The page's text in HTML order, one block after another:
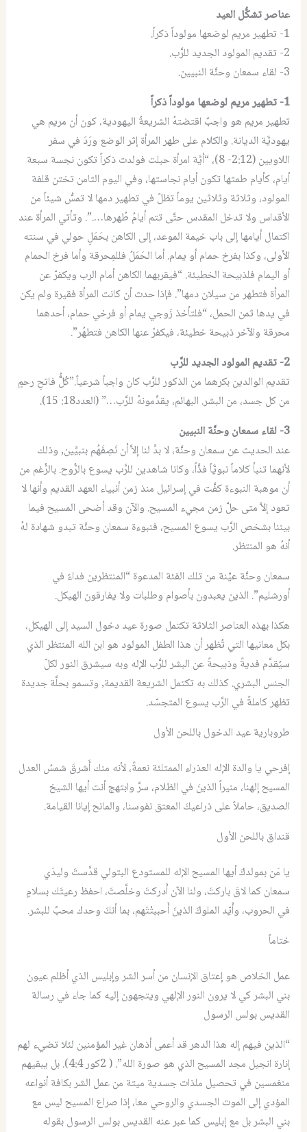
عناصر تشكُّل العيد
1- تطهير مريم لوضعها مولوداً ذكراً.
2- تقديم المولود الجديد للرَّب.
3- لقاء سمعان وحنَّة النبيين.
1- تطهير مريم لوضعها مولوداً ذكراً
تطهير مريم هو واجبٌ اقتضتهُ الشريعةُ اليهودية، كون أن مريم هي
يهوديَّة الديانة. والكلام على طهر المرأة إثر الوضع ورَدَ في سفر
اللاويين (2:12- 8)، “أيَّة امرأة حبلت فولدت ذكراً تكون نجسة سبعة
أيام، كأيام طمثها تكون أيام نجاستها، وفي اليوم الثامن تختن قلفة
المولود، وثلاثة وثلاثين يوماً تظلّ في تطهير دمها لا تمسُّ شيئاً من
الأقداس ولا تدخل المقدس حتَّى تتم أيامُ طُهرها….”. وتأتي المرأة عند
اكتمال أيامها إلى باب خيمة الموعد، إلى الكاهن بحَمَلٍ حولي في سنته
الأولى، وكذا بفرخ حمام أو يمام. أما الحَمَلُ فللمِحرقة وأما فرخ الحمام
أو اليمام فلذبيحة الخطيئة. “فيقربهما الكاهن أمام الرب ويكفرّ عن
المرأة فتطهر من سيلان دمها”. فإذا حدث أن كانت المرأة فقيرة ولم يكن
في يدها ثمن الحمل، “فلتأخذ زَوجي يمام أو فرخي حمام، أحدهما
محرقة والآخر ذبيحة خطيئة، فيكفرّ عنها الكاهن فتطهُر”.
2- تقديم المولود الجديد للرَّب
تقديم الوالدين بكرهما من الذكور للرَّب كان واجباً شرعياً.”كُلٌُّ فاتحِ رحمٍ
من كل جسد، من البشر. البهائم، يقدِّمونهُ للرَّب…” (العدد18: 15).
3- لقاء سمعان وحنَّة النبيين
عند الحديث عن سمعان وحنَّة، لا بدَّ لنا إلاَّ أن نَصِفَهُم بنبيَّين, وذلك
لأنهما تنبأ كلاماً نبويَّاً فذَّاً، وكانا شاهدين للرَّب يسوع بالرُّوح. بالرُّغم من
أن موهبة النبوءة كفَّت في إسرائيل منذ زمن أنبياء العهد القديم وأنها لا
تعود إلاَّ متى حلَّ زمن مجيء المسيح. والآن وقد أضحى المسيح فيما
بيننا بشخص الرَّب يسوع المسيح، فنبوءة سمعان وحنَّة تبدو شهادة لهُ
أنهُ هو المنتظر.
سمعان وحنَّة عيِّنة من تلك الفئة المدعوة “المنتظرين فداءً في
أورشليم”. الذين يعبدون بأصوام وطلبات ولا يفارقون الهيكل.
هكذا بهذه العناصر الثلاثة تكتمل صورة عيد دخول السيد إلى الهيكل،
بكل معانيها التي تُظهر أن هذا الطفل المولود هو ابن الله المنتظر الذي
سيُقدَّم فديةً وذبيحةً عن البشر للرَّب الإله وبه سيشرق النور لكلّ
الجنس البشري. كذلك به تكتمل الشريعة القديمة, وتسمو بحلَّة جديدة
تظهر كاملةً في الرَّب يسوع المتجسّد.
طروبارية عيد الدخول باللحن الأول
إفرحي يا والدة الإله العذراء الممتلئة نعمةً، لأنه منك أَشرقَ شمسُ العدل
المسيح إلهنا، منيراً الذينَ في الظلام، سرَّ وابتهج أنت أيها الشيخ
الصديق، حاملاً على ذراعيكَ المعتق نفوسنا، والمانح إيانا القيامة.
قنداق باللحن الأول
يا مَن بمولدكَ أيها المسيح الإله للمستودع البتولي قدَّستَ وليدَي
سمعان كما لاقَ باركتَ، ولنا الآن أَدركتَ وخلَّصتَ، احفظ رعيتَك بسلامٍ
في الحروب، وأَيّد الملوكَ الذينَ أَحببتْتَهم، بما أنكَ وحدك محبٌ للبشر.
ختاماً
عمل الخلاص هو إعتاق الإنسان من أسر الشر وإبليس الذي أظلم عيون
بني البشر كي لا يرون النور الإلهي ويتجهون إليه كما جاء في رسالة
القديس بولس الرسول
“الذين فيهم إله هذا الدهر قد أعمى أذهان غير المؤمنين لئلا تضيء لهم
إنارة انجيل مجد المسيح الذي هو صورة الله”. ( 2كور 4:4). بل يبقيهم
منغمسين في تحصيل ملذات جسدية ميتة من عمل الشر بكافة أنواعه
المؤدي إلى الموت الجسدي والروحي معا، إذا صراع المسيح ليس مع
بني البشر بل مع إبليس كما عبر عنه القديس بولس الرسول بقوله